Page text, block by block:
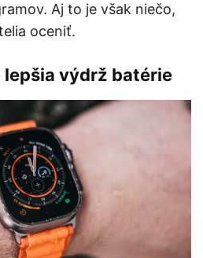
Aj to je však niečo,
oceniť.
lepšia výdrž batérie